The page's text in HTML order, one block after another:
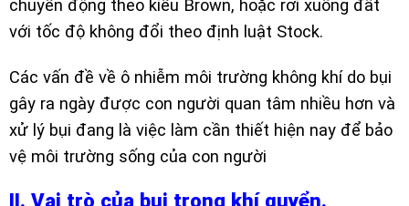
chuyển động theo kiểu Brown, hoặc rơi xuống đất
với tốc độ không đổi theo định luật Stock.
Các vấn đề về ô nhiễm môi trường không khí do bụi
gây ra ngày được con người quan tâm nhiều hơn và
xử lý bụi đang là việc làm cần thiết hiện nay để bảo
vệ môi trường sống của con người
II. Vai trò của bụi trong khí quyển.